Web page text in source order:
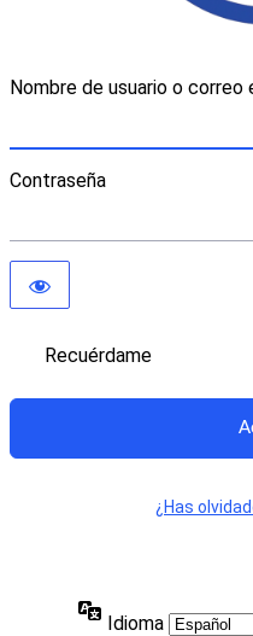
Nombre de usuario o
Contraseña
Recuérdame
¿Has
Idioma